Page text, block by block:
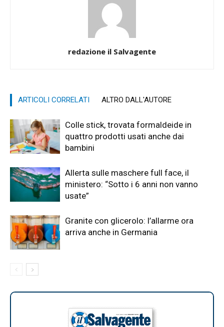
redazione il Salvagente
ARTICOLI CORRELATI ALTRO DALL'AUTORE
Colle stick, trovata formaldeide in
quattro prodotti usati anche dai
bambini
Allerta sulle maschere full face, il
ministero: “Sotto i 6 anni non vanno
usate”
Granite con glicerolo: l’allarme ora
arriva anche in Germania